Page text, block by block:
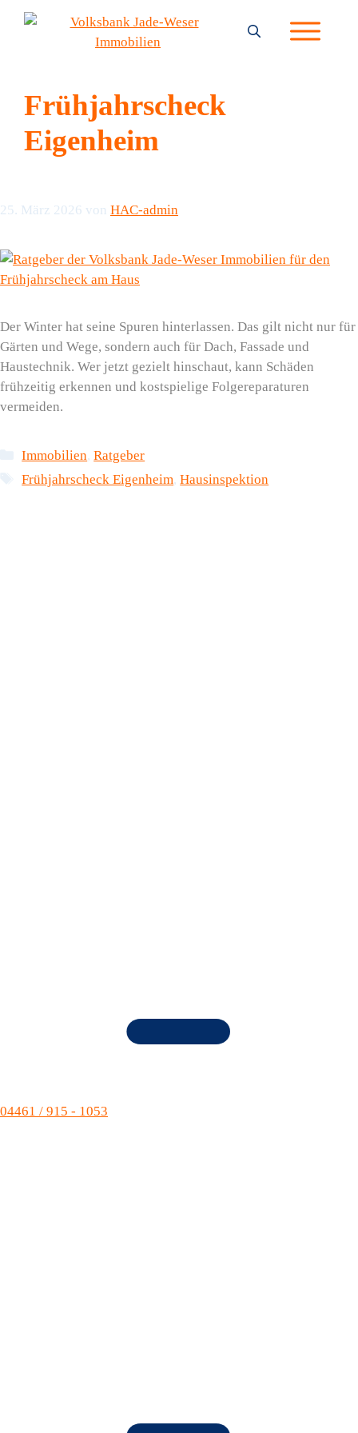
Zum
Inhalt
Frühjahrscheck
Eigenheim
25. März 2026 von HAC-admin
Der Winter hat seine Spuren hinterlassen. Das gilt nicht nur für
Gärten und Wege, sondern auch für Dach, Fassade und
Haustechnik. Wer jetzt gezielt hinschaut, kann Schäden
frühzeitig erkennen und kostspielige Folgereparaturen
vermeiden.
Kategorien
Immobilien,Ratgeber
Schlagwörter
Frühjahrscheck Eigenheim,Hausinspektion
04461 / 915 - 1053